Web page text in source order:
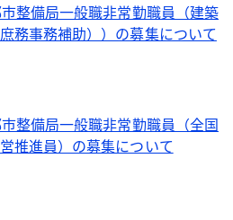
整備局一般職非常勤職員（建築
務事務補助））の募集について
整備局一般職非常勤職員（全国
推進員）の募集について